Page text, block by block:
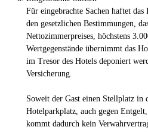
Für eingebrachte Sachen haftet
den gesetzlichen Bestimmungen,
Nettozimmerpreises, höchstens
Wertgegenstände übernimmt das
im Tresor des Hotels deponiert
Versicherung.
Soweit der Gast einen Stellplatz in
Hotelparkplatz, auch gegen
kommt dadurch kein